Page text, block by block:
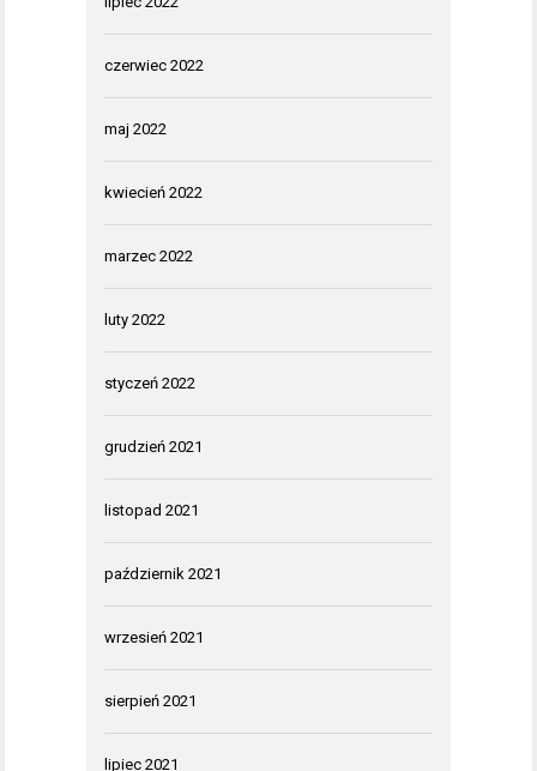
czerwiec 2022
maj 2022
kwiecień 2022
marzec 2022
luty 2022
styczeń 2022
grudzień 2021
listopad 2021
październik 2021
wrzesień 2021
sierpień 2021
lipiec 2021